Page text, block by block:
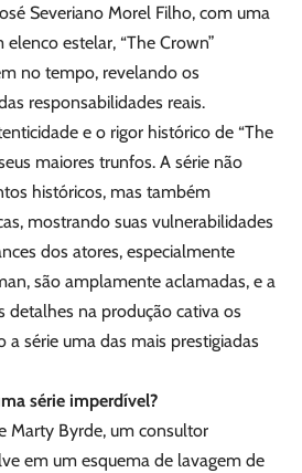
Severiano Morel Filho, com uma
estelar, “The Crown”
no tempo, revelando os
responsabilidades reais.
e o rigor histórico de “The
maiores trunfos. A série não
históricos, mas também
mostrando suas vulnerabilidades
dos atores, especialmente
são amplamente aclamadas, e a
detalhes na produção cativa os
a série uma das mais prestigiadas
série imperdível?
Marty Byrde, um consultor
em um esquema de lavagem de